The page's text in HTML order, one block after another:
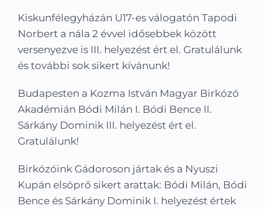
KRÉTA
Kiskunfélegyházán U17-es válogatón Tapodi
Norbert a nála 2 évvel idősebbek között
versenyezve is III. helyezést ért el. Gratulálunk
és további sok sikert kívánunk!
Budapesten a Kozma István Magyar Birkózó
Akadémián Bódi Milán I. Bódi Bence II.
Sárkány Dominik III. helyezést ért el.
Gratulálunk!
Birkózóink Gádoroson jártak és a Nyuszi
Kupán elsöprő sikert arattak: Bódi Milán, Bódi
Bence és Sárkány Dominik I. helyezést értek